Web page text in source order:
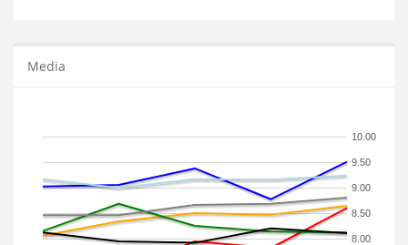
Media
8.00
8.50
9.00
9.50
10.00